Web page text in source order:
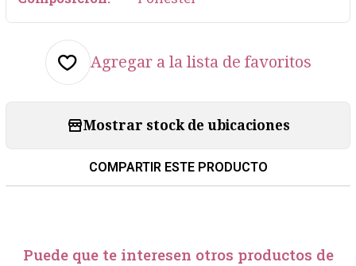
Agregar a la lista de favoritos
Mostrar stock de ubicaciones
COMPARTIR ESTE PRODUCTO
Puede que te interesen otros productos de